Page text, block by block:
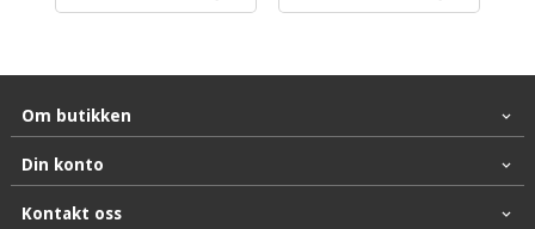
Om butikken
Din konto
Kontakt oss